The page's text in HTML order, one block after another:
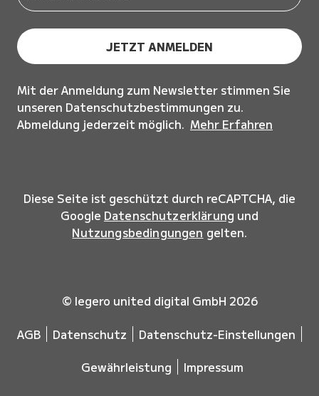
JETZT ANMELDEN
Mit der Anmeldung zum Newsletter stimmen Sie
unseren Datenschutzbestimmungen zu.
Abmeldung jederzeit möglich. Mehr Erfahren
© legero united digital GmbH 2026
AGB
Datenschutz
Datenschutz-Einstellungen
Gewährleistung
Impressum
Diese Seite ist geschützt durch reCAPTCHA, die
Google Datenschutzerklärung und
Nutzungsbedingungen gelten.